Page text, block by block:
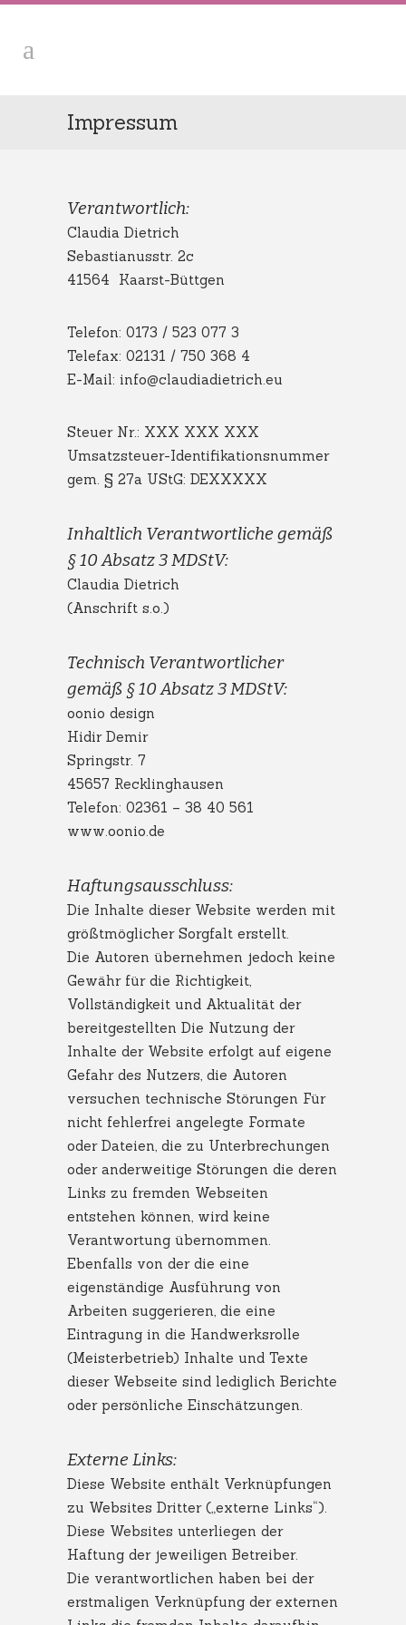
Impressum
Verantwortlich:
Claudia Dietrich
Sebastianusstr. 2c
41564 Kaarst-Büttgen
Telefon: 0173 / 523 077 3
Telefax: 02131 / 750 368 4
E-Mail: info@claudiadietrich.eu
Steuer Nr.: XXX XXX XXX
Umsatzsteuer-Identifikationsnummer
gem. § 27a UStG: DEXXXXX
Inhaltlich Verantwortliche gemäß
§ 10 Absatz 3 MDStV:
Claudia Dietrich
(Anschrift s.o.)
Technisch Verantwortlicher
gemäß § 10 Absatz 3 MDStV:
oonio design
Hidir Demir
Springstr. 7
45657 Recklinghausen
Telefon: 02361 – 38 40 561
www.oonio.de
Haftungsausschluss:
Die Inhalte dieser Website werden mit
größtmöglicher Sorgfalt erstellt.
Die Autoren übernehmen jedoch keine
Gewähr für die Richtigkeit,
Vollständigkeit und Aktualität der
bereitgestellten Die Nutzung der
Inhalte der Website erfolgt auf eigene
Gefahr des Nutzers, die Autoren
versuchen technische Störungen Für
nicht fehlerfrei angelegte Formate
oder Dateien, die zu Unterbrechungen
oder anderweitige Störungen die deren
Links zu fremden Webseiten
entstehen können, wird keine
Verantwortung übernommen.
Ebenfalls von der die eine
eigenständige Ausführung von
Arbeiten suggerieren, die eine
Eintragung in die Handwerksrolle
(Meisterbetrieb) Inhalte und Texte
dieser Webseite sind lediglich Berichte
oder persönliche Einschätzungen.
Externe Links:
Diese Website enthält Verknüpfungen
zu Websites Dritter („externe Links“).
Diese Websites unterliegen der
Haftung der jeweiligen Betreiber.
Die verantwortlichen haben bei der
erstmaligen Verknüpfung der externen